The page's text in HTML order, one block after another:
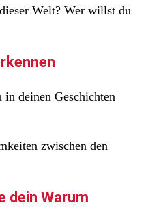
Welt? Wer willst du
in deinen Geschichten
zwischen den
dein Warum